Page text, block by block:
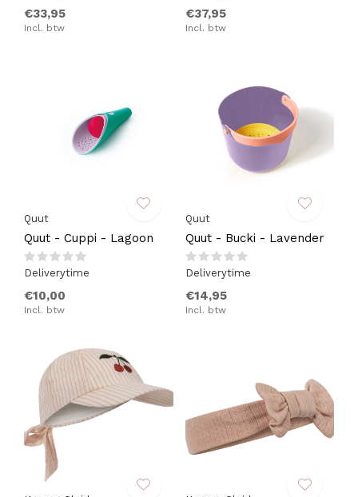
€33,95
Incl. btw
€37,95
Incl. btw
Quut
Quut - Cuppi - Lagoon
Deliverytime
€10,00
Incl. btw
Quut
Quut - Bucki - Lavender
Deliverytime
€14,95
Incl. btw